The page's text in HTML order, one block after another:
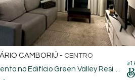
#1.695
CAMBORIÚ -CENTRO
Apartamento no Edifício Green Valley Residence